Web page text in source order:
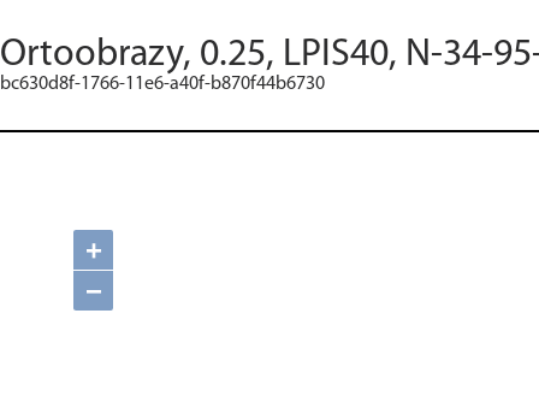
Ortoobrazy, 0.25, LPIS40, N-34-
bc630d8f-1766-11e6-a40f-b870f44b6730
+
−